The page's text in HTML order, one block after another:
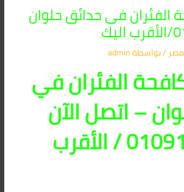
فى حدائق حلوان
/ بواسطةadmin
الفئران في
– اتصل الآن
01091560420 / الأقرب